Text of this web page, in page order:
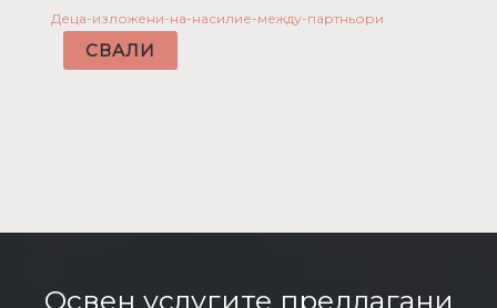
Деца-изложени-на-насилие-между-партньори
СВАЛИ
Освен услугите предлагани